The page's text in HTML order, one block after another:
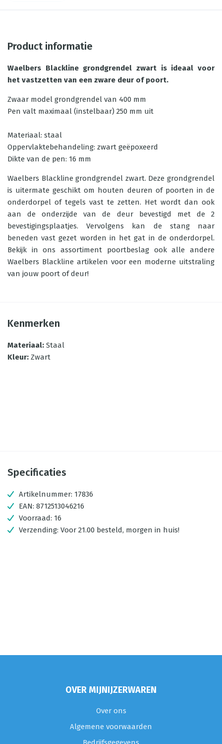
Product informatie
Waelbers Blackline grondgrendel zwart is ideaal voor
het vastzetten van een zware deur of poort.
Zwaar model grondgrendel van 400 mm
Pen valt maximaal (instelbaar) 250 mm uit
Materiaal: staal
Oppervlaktebehandeling: zwart geëpoxeerd
Dikte van de pen: 16 mm
Waelbers Blackline grondgrendel zwart. Deze grondgrendel
is uitermate geschikt om houten deuren of poorten in de
onderdorpel of tegels vast te zetten. Het wordt dan ook
aan de onderzijde van de deur bevestigd met de 2
bevestigingsplaatjes. Vervolgens kan de stang naar
beneden vast gezet worden in het gat in de onderdorpel.
Bekijk in ons assortiment poortbeslagook alle andere
Waelbers Blackline artikelen voor een moderne uitstraling
van jouw poort of deur!
Kenmerken
Materiaal: Staal
Kleur: Zwart
Specificaties
Artikelnummer: 17836
EAN: 8712513046216
Voorraad: 16
Verzending: Voor 21.00 besteld, morgen in huis!
OVER MIJNIJZERWAREN
Over ons
Algemene voorwaarden